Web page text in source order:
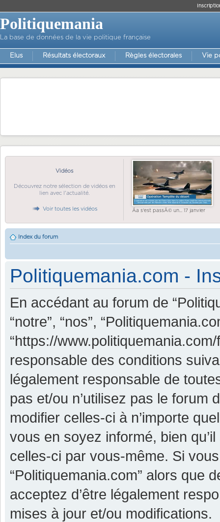
Politiquemania
La base de données de la vie politique française
Elus Résultats électoraux Règles électorales Vie
Vidéos
Découvrez notre sélection de vidéos en
lien avec l'actualité.
Voir toutes les vidéos Ãa s'est passÃ© un... 17 janvier
Index du forum
Politiquemania.com -
En accédant au forum de
“notre”, “nos”,
“https://
responsable des conditions
légalement responsable de
pas et/ou n’utilisez pas le forum
modifier celles-ci à n’importe
vous en soyez informé, bien
celles-ci par vous-même. Si
“Politiquemania.com” alors que
acceptez d’être légalement
mises à jour et/ou modifications.